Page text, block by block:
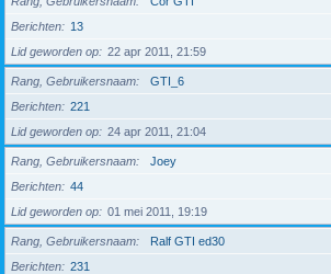
Berichten
13
Lid geworden op
22 apr 2011, 21:59
Rang, Gebruikersnaam
GTI_6
Berichten
221
Lid geworden op
24 apr 2011, 21:04
Rang, Gebruikersnaam
Joey
Berichten
44
Lid geworden op
01 mei 2011, 19:19
Rang, Gebruikersnaam
Ralf GTI ed30
Berichten
231